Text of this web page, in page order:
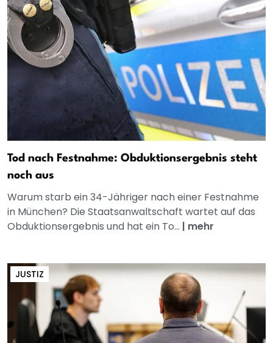
Tod nach Festnahme: Obduktionsergebnis steht
noch aus
Warum starb ein 34-Jähriger nach einer Festnahme
in München? Die Staatsanwaltschaft wartet auf das
Obduktionsergebnis und hat ein To... | mehr
JUSTIZ